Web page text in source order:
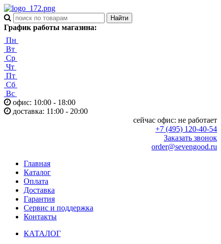
График работы магазина:
Пн
Вт
Ср
Чт
Пт
Сб
Вс
офис: 10:00 - 18:00
доставка: 11:00 - 20:00
сейчас офис: не работает
+7 (495) 120-40-54
Заказать звонок
order@sevengood.ru
Главная
Каталог
Оплата
Доставка
Гарантия
Сервис и поддержка
Контакты
КАТАЛОГ